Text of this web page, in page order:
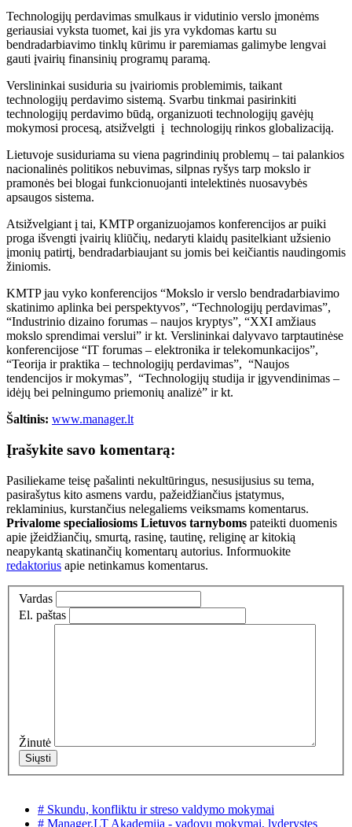
Technologijų perdavimas smulkaus ir vidutinio verslo įmonėms
geriausiai vyksta tuomet, kai jis yra vykdomas kartu su
bendradarbiavimo tinklų kūrimu ir paremiamas galimybe lengvai
gauti įvairių finansinių programų paramą.
Verslininkai susiduria su įvairiomis problemimis, taikant
technologijų perdavimo sistemą. Svarbu tinkmai pasirinkiti
technologijų perdavimo būdą, organizuoti technologijų gavėjų
mokymosi procesą, atsižvelgti į technologijų rinkos globalizaciją.
Lietuvoje susiduriama su viena pagrindinių problemų – tai palankios
nacionalinės politikos nebuvimas, silpnas ryšys tarp mokslo ir
pramonės bei blogai funkcionuojanti intelektinės nuosavybės
apsaugos sistema.
Atsižvelgiant į tai, KMTP organizuojamos konferencijos ar puiki
proga išvengti įvairių kliūčių, nedaryti klaidų pasitelkiant užsienio
įmonių patirtį, bendradarbiaujant su jomis bei keičiantis naudingomis
žiniomis.
KMTP jau vyko konferencijos “Mokslo ir verslo bendradarbiavimo
skatinimo aplinka bei perspektyvos”, “Technologijų perdavimas”,
“Industrinio dizaino forumas – naujos kryptys”, “XXI amžiaus
mokslo sprendimai verslui” ir kt. Verslininkai dalyvavo tarptautinėse
konferencijose “IT forumas – elektronika ir telekomunkacijos”,
“Teorija ir praktika – technologijų perdavimas”, “Naujos
tendencijos ir mokymas”, “Technologijų studija ir įgyvendinimas –
idėjų bei pelningumo priemonių analizė” ir kt.
Šaltinis: www.manager.lt
Įrašykite savo komentarą:
Pasiliekame teisę pašalinti nekultūringus, nesusijusius su tema,
pasirašytus kito asmens vardu, pažeidžiančius įstatymus,
reklaminius, kurstančius nelegaliems veiksmams komentarus.
Privalome specialiosioms Lietuvos tarnyboms pateikti duomenis
apie įžeidžiančių, smurtą, rasinę, tautinę, religinę ar kitokią
neapykantą skatinančių komentarų autorius. Informuokite
redaktorius apie netinkamus komentarus.
Vardas
El. paštas
Žinutė
# Skundu, konfliktu ir streso valdymo mokymai
# Manager.LT Akademija - vadovu mokymai, lyderystes